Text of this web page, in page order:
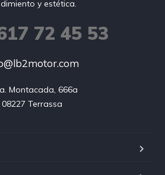
y estética.
72 45 53
Montacada, 666a
08227 Terrassa